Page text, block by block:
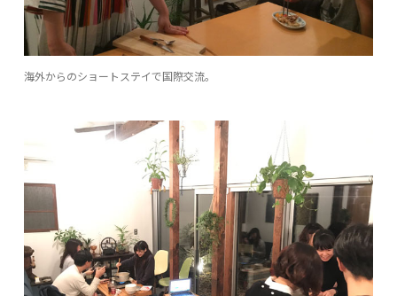
海外からのショートステイで国際交流。